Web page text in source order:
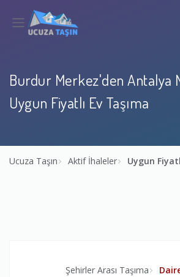
Burdur Merkez'den Antalya
Uygun Fiyatlı Ev Taşıma
Ucuza Taşın Aktif İhaleler Uygun
Şehirler Arası Taşıma